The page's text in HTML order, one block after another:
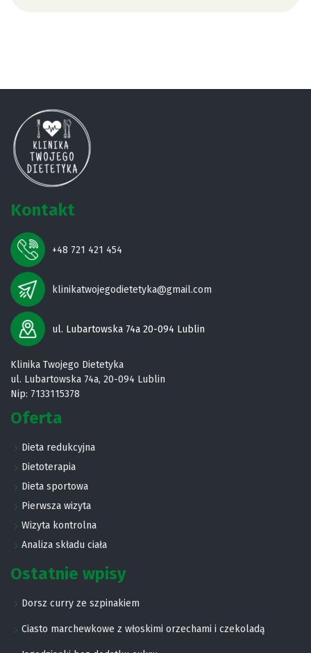
Kontakt
+48 721 421 454
klinikatwojegodietetyka@gmail.com
ul. Lubartowska 74a 20-094 Lublin
Klinika Twojego Dietetyka
ul. Lubartowska 74a, 20-094 Lublin
Nip: 7133115378
Oferta
Dieta redukcyjna
Dietoterapia
Dieta sportowa
Pierwsza wizyta
Wizyta kontrolna
Analiza składu ciała
Ostatnie wpisy
Dorsz curry ze szpinakiem
Ciasto marchewkowe z włoskimi orzechami i czekoladą